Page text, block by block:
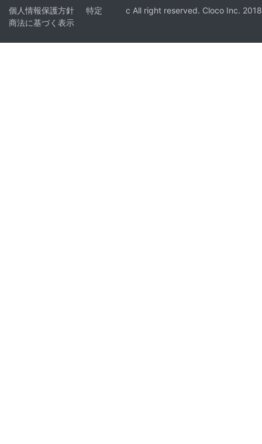
個人情報保護方針
特定
商法に基づく表示
c All right reserved. Cloco Inc. 2018